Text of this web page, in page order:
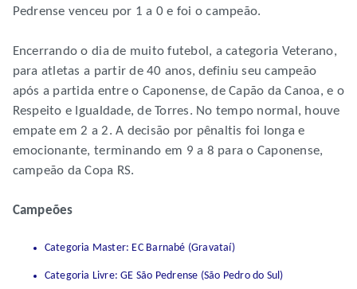
Pedrense venceu por 1 a 0 e foi o campeão.
Encerrando o dia de muito futebol, a categoria Veterano,
para atletas a partir de 40 anos, definiu seu campeão
após a partida entre o Caponense, de Capão da Canoa, e o
Respeito e Igualdade, de Torres. No tempo normal, houve
empate em 2 a 2. A decisão por pênaltis foi longa e
emocionante, terminando em 9 a 8 para o Caponense,
campeão da Copa RS.
Campeões
Categoria Master: EC Barnabé (Gravataí)
Categoria Livre: GE São Pedrense (São Pedro do Sul)